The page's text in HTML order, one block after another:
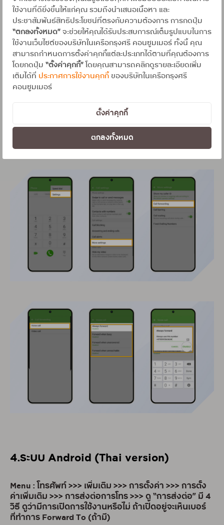
ใช้งานที่ดียิ่งขึ้นให้แก่คุณ รวมถึงนำเสนอเนื้อหา และ
ประชาสัมพันธ์สิทธิประโยชน์ที่ตรงกับความต้องการ การกดปุ่ม
“ตกลงทั้งหมด”จะช่วยให้คุณได้รับประสบการณ์เต็มรูปแบบในการ
ใช้งานเว็บไซต์ของบริษัทในเครือกรุงศรี คอนซูมเมอร์ ทั้งนี้ คุณ
สามารถกำหนดการตั้งค่าคุกกี้แต่ละประเภทได้ตามที่คุณต้องการ
โดยกดปุ่ม “ตั้งค่าคุกกี้”โดยคุณสามารถคลิกดูรายละเอียดเพิ่ม
เติมได้ที่ ประกาศการใช้งานคุกกี้ ของบริษัทในเครือกรุงศรี
คอนซูมเมอร์
ตั้งค่าคุกกี้
ตกลงทั้งหมด
3.ระบบ Android (English version)
Menu : Phone >>> Settings >>> More Settings >>>
Call Forwarding >>> Voice Call >>> Forward 4 menus
ดูว่ามีการเปิดการใช้งานหรือไม่ ถ้าเปิดอยู่จะเห็นเบอร์
ที่ทำการ Forward To (ถ้ามี)
4.ระบบ Android (Thai version)
Menu : โทรศัพท์ >>> เพิ่มเติม >>> การตั้งค่า >>> การตั้ง
ค่าเพิ่มเติม >>> การส่งต่อการโทร >>> ดู “การส่งต่อ” มี 4
วิธี ดูว่ามีการเปิดการใช้งานหรือไม่ ถ้าเปิดอยู่จะเห็นเบอร์
ที่ทำการ Forward To (ถ้ามี)